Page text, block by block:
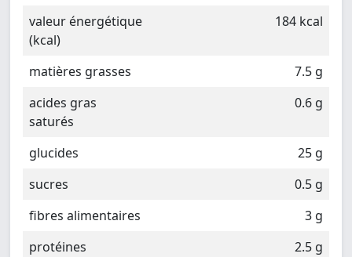
valeur énergétique
(kcal)
184 kcal
matières grasses
7.5 g
acides gras
saturés
0.6 g
glucides
25 g
sucres
0.5 g
fibres alimentaires
3 g
protéines
2.5 g